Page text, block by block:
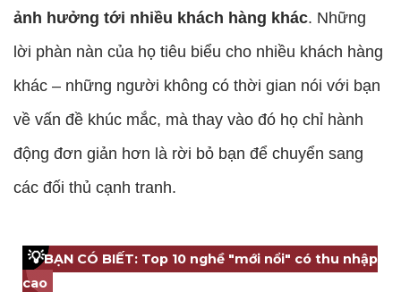
ảnh hưởng tới nhiều khách hàng khác. Những
lời phàn nàn của họ tiêu biểu cho nhiều khách hàng
khác – những người không có thời gian nói với bạn
về vấn đề khúc mắc, mà thay vào đó họ chỉ hành
động đơn giản hơn là rời bỏ bạn để chuyển sang
các đối thủ cạnh tranh.
💡BẠN CÓ BIẾT: Top 10 nghề "mới nổi" có thu nhập
cao